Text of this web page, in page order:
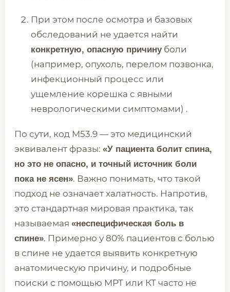
При этом после осмотра и базовых
обследований не удается найти
конкретную, опасную причинуболи
(например, опухоль, перелом позвонка,
инфекционный процесс или
ущемление корешка с явными
неврологическими симптомами) .
По сути, код M53.9 — это медицинский
эквивалент фразы: «У пациента болит спина,
но это не опасно, и точный источник боли
пока не ясен». Важно понимать, что такой
подход не означает халатность. Напротив,
это стандартная мировая практика, так
называемая «неспецифическая боль в
спине». Примерно у 80% пациентов с болью
в спине не удается выявить конкретную
анатомическую причину, и подробные
поиски с помощью МРТ или КТ часто не